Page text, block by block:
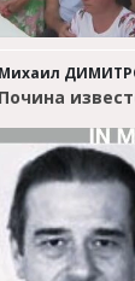
Михаил
Почина